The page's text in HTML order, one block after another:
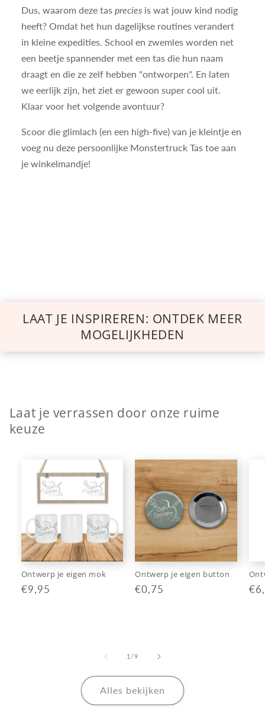
Dus, waarom deze tas precies is wat jouw kind nodig
heeft? Omdat het hun dagelijkse routines verandert
in kleine expedities. School en zwemles worden net
een beetje spannender met een tas die hun naam
draagt en die ze zelf hebben "ontworpen". En laten
we eerlijk zijn, het ziet er gewoon super cool uit.
Klaar voor het volgende avontuur?
Scoor die glimlach (en een high-five) van je kleintje en
voeg nu deze persoonlijke Monstertruck Tas toe aan
je winkelmandje!
LAAT JE INSPIREREN: ONTDEK MEER
MOGELIJKHEDEN
Laat je verrassen door onze ruime
keuze
Ontwerp je eigen mok
Normale
€9,95
Ontwerp je eigen button
Normale
€0,75
1 /van
9
Alles bekijken